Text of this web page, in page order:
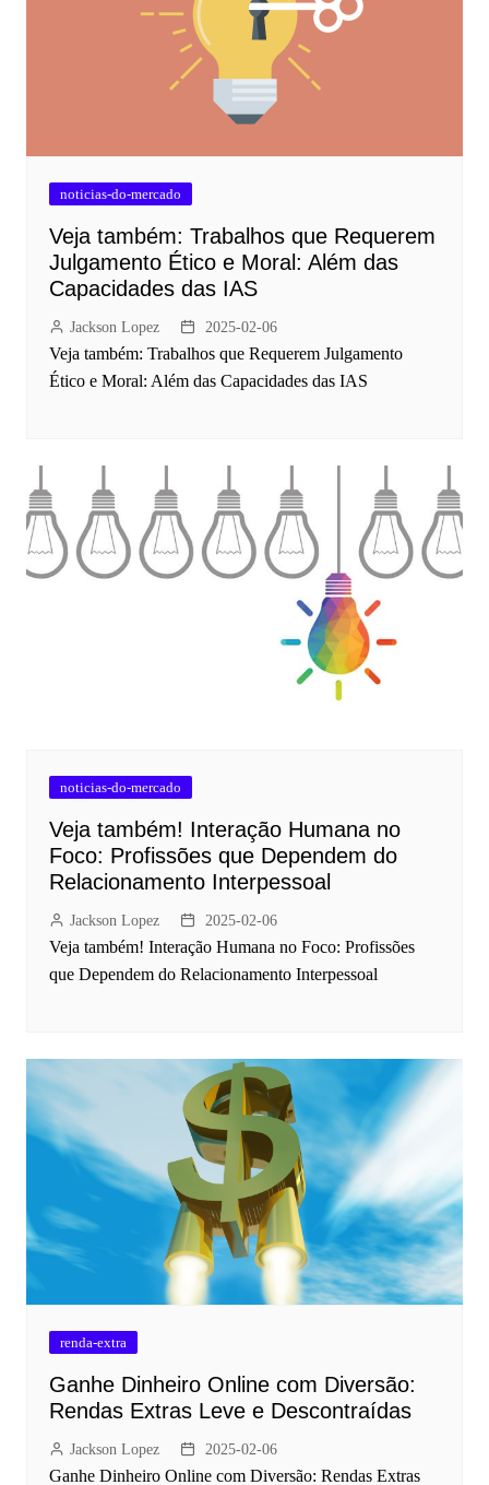
noticias-do-mercado
Veja também: Trabalhos que Requerem
Julgamento Ético e Moral: Além das
Capacidades das IAS
Jackson Lopez 2025-02-06
Veja também: Trabalhos que Requerem Julgamento
Ético e Moral: Além das Capacidades das IAS
noticias-do-mercado
Veja também! Interação Humana no
Foco: Profissões que Dependem do
Relacionamento Interpessoal
Jackson Lopez 2025-02-06
Veja também! Interação Humana no Foco: Profissões
que Dependem do Relacionamento Interpessoal
renda-extra
Ganhe Dinheiro Online com Diversão:
Rendas Extras Leve e Descontraídas
Jackson Lopez 2025-02-06
Ganhe Dinheiro Online com Diversão: Rendas Extras